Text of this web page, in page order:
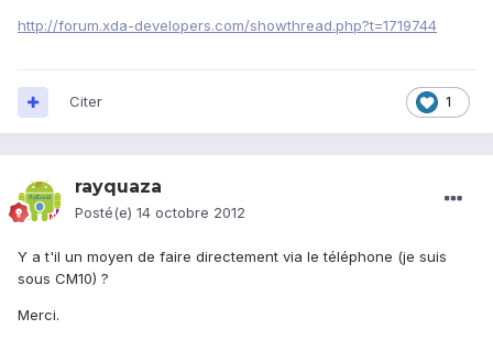
http://forum.xda-developers.com/showthread.php?t=1719744
1
Citer
rayquaza
Posté(e) 14 octobre 2012
Y a t'il un moyen de faire directement via le téléphone (je suis
sous CM10) ?
Merci.